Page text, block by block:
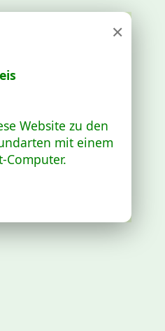
×
Website zu den
mit einem
Computer.